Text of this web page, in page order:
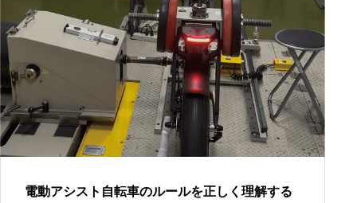
電動アシスト自転車のルールを正しく理解する